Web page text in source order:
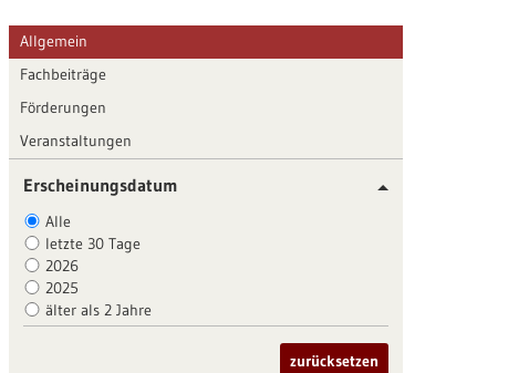
Allgemein
Fachbeiträge
Förderungen
Veranstaltungen
Erscheinungsdatum
Alle
letzte 30 Tage
2026
2025
älter als 2 Jahre
zurücksetzen